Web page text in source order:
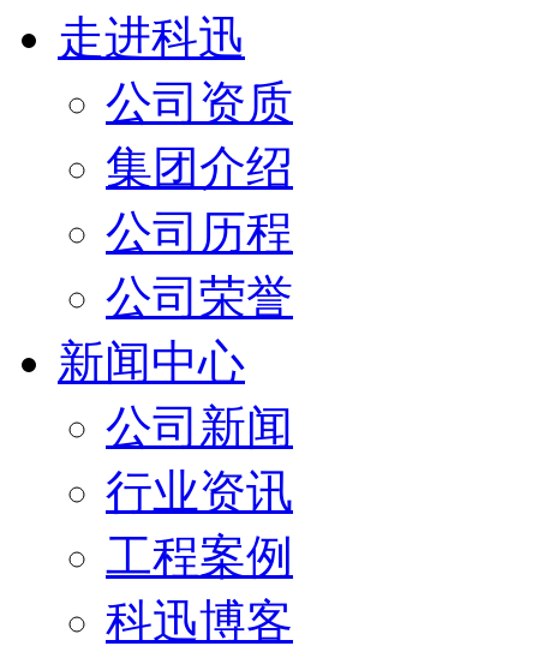
走进科迅
公司资质
集团介绍
公司历程
公司荣誉
新闻中心
公司新闻
行业资讯
工程案例
科迅博客